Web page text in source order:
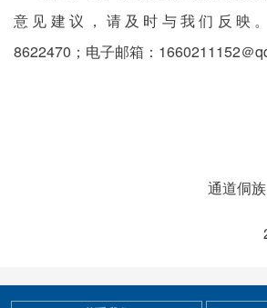
意见建议，请及时与我们反映
8622470；电子邮箱：1660211152＠
通道侗族自治县
2025年5